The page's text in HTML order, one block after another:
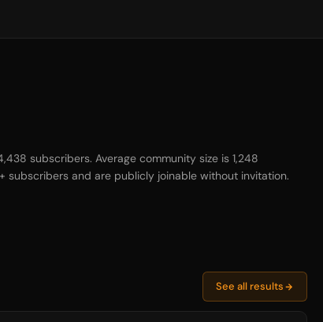
subscribers. Average community size is 1,248
subscribers and are publicly joinable without invitation.
See all results